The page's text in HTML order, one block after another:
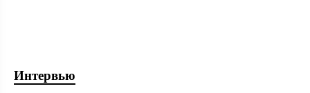
Интервью